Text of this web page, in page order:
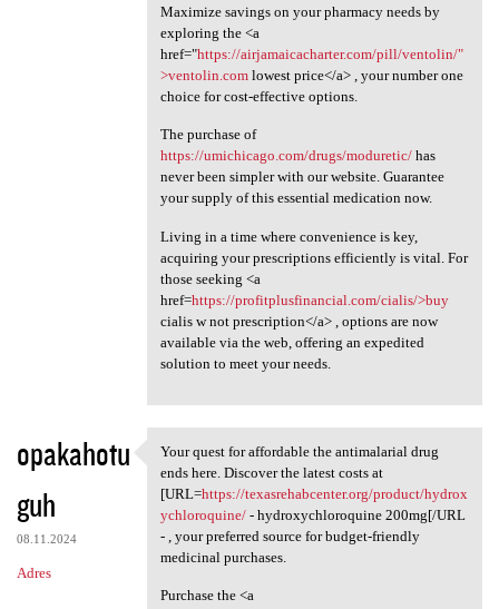
Maximize savings on your pharmacy needs by
exploring the <a
href="https://airjamaicacharter.com/pill/ventolin/"
>ventolin.comlowest price</a> , your number one
choice for cost-effective options.
The purchase of
https://umichicago.com/drugs/moduretic/has
never been simpler with our website. Guarantee
your supply of this essential medication now.
Living in a time where convenience is key,
acquiring your prescriptions efficiently is vital. For
those seeking <a
href=https://profitplusfinancial.com/cialis/>buy
cialis w not prescription</a> , options are now
available via the web, offering an expedited
solution to meet your needs.
opakahotu
guh
08.11.2024
Adres
Your quest for affordable the
Your quest for affordable the antimalarial drug
ends here. Discover the latest costs at
[URL=https://texasrehabcenter.org/product/hydrox
ychloroquine/- hydroxychloroquine 200mg[/URL
- , your preferred source for budget-friendly
medicinal purchases.
Purchase the <a